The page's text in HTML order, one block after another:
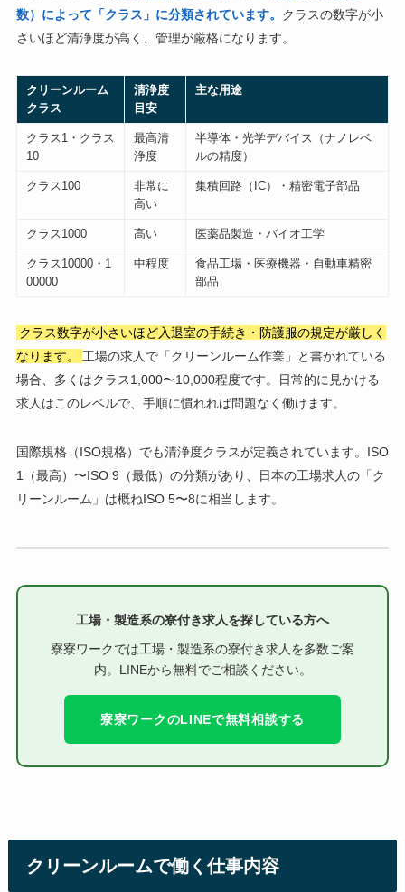
数）によって「クラス」に分類されています。 クラスの数字が小
さいほど清浄度が高く、管理が厳格になります。
クリーンルーム
クラス
清浄度
目安
主な用途
クラス1・クラス
10
最高清
浄度
半導体・光学デバイス（ナノレベ
ルの精度）
クラス100
非常に
高い
集積回路（IC）・精密電子部品
クラス1000 高い 医薬品製造・バイオ工学
クラス10000・1
00000
中程度
食品工場・医療機器・自動車精密
部品
クラス数字が小さいほど入退室の手続き・防護服の規定が厳しく
なります。
工場の求人で「クリーンルーム作業」と書かれている
場合、多くはクラス1,000〜10,000程度です。日常的に見かける
求人はこのレベルで、手順に慣れれば問題なく働けます。
国際規格（ISO規格）でも清浄度クラスが定義されています。ISO
1（最高）〜ISO 9（最低）の分類があり、日本の工場求人の「ク
リーンルーム」は概ねISO 5〜8に相当します。
工場・製造系の寮付き求人を探している方へ
寮寮ワークでは工場・製造系の寮付き求人を多数ご案
内。LINEから無料でご相談ください。
寮寮ワークのLINEで無料相談する
クリーンルームで働く仕事内容